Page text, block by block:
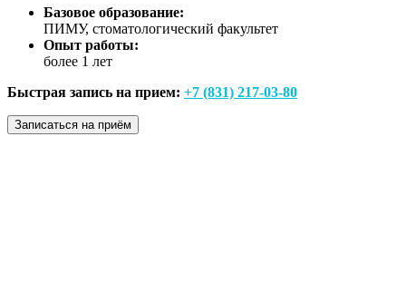
Базовое образование:
ПИМУ, стоматологический факультет
Опыт работы:
более 1 лет
Быстрая запись на прием: +7 (831) 217-03-80
Записаться на приём